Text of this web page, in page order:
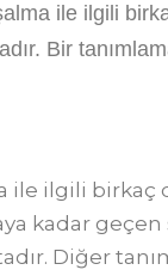
ile ilgili
Bir
ile ilgili birkaç
kadar
Diğer